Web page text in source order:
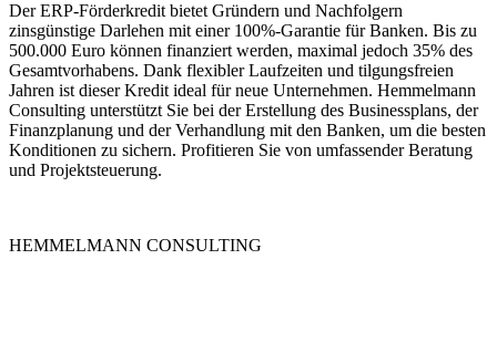
Der ERP-Förderkredit bietet Gründern und Nachfolgern
zinsgünstige Darlehen mit einer 100%-Garantie für Banken. Bis zu
500.000 Euro können finanziert werden, maximal jedoch 35% des
Gesamtvorhabens. Dank flexibler Laufzeiten und tilgungsfreien
Jahren ist dieser Kredit ideal für neue Unternehmen. Hemmelmann
Consulting unterstützt Sie bei der Erstellung des Businessplans, der
Finanzplanung und der Verhandlung mit den Banken, um die besten
Konditionen zu sichern. Profitieren Sie von umfassender Beratung
und Projektsteuerung.
HEMMELMANN CONSULTING